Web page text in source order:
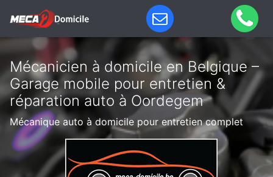
Mécanicien à domicile en Belgique –
Garage mobile pour entretien &
réparation auto à Oordegem
Mécanique auto à domicile pour entretien complet